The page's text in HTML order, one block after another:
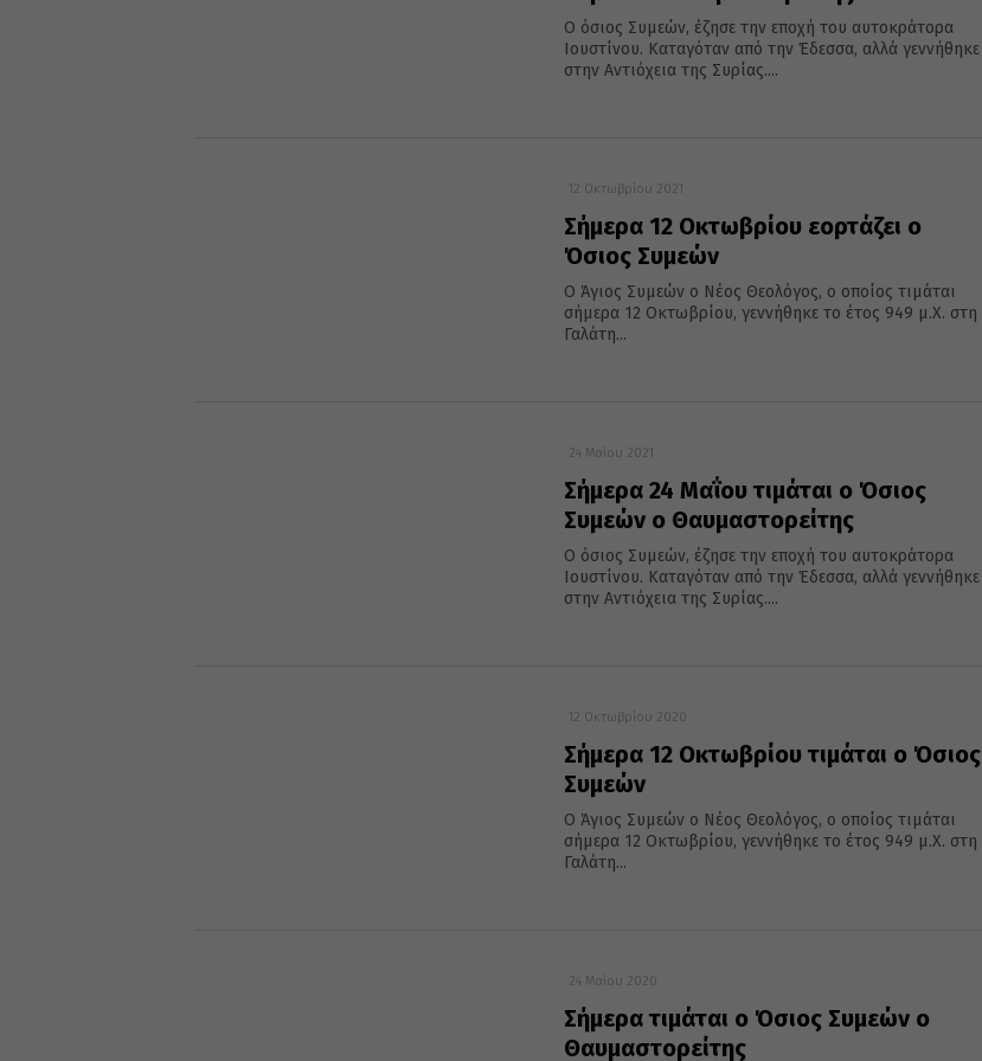
Ο όσιος Συμεών, έζησε την εποχή του αυτοκράτορα
Ιουστίνου. Καταγόταν από την Έδεσσα, αλλά γεννήθηκε
στην Αντιόχεια της Συρίας....
12 Οκτωβρίου 2021
Σήμερα 12 Οκτωβρίου εορτάζει ο
Όσιος Συμεών
Ο Άγιος Συμεών ο Νέος Θεολόγος, ο οποίος τιμάται
σήμερα 12 Οκτωβρίου, γεννήθηκε το έτος 949 μ.Χ. στη
Γαλάτη...
24 Μαΐου 2021
Σήμερα 24 Μαΐου τιμάται ο Όσιος
Συμεών ο Θαυμαστορείτης
Ο όσιος Συμεών, έζησε την εποχή του αυτοκράτορα
Ιουστίνου. Καταγόταν από την Έδεσσα, αλλά γεννήθηκε
στην Αντιόχεια της Συρίας....
12 Οκτωβρίου 2020
Σήμερα 12 Οκτωβρίου τιμάται ο Όσιος
Συμεών
Ο Άγιος Συμεών ο Νέος Θεολόγος, ο οποίος τιμάται
σήμερα 12 Οκτωβρίου, γεννήθηκε το έτος 949 μ.Χ. στη
Γαλάτη...
24 Μαΐου 2020
Σήμερα τιμάται ο Όσιος Συμεών ο
Θαυμαστορείτης